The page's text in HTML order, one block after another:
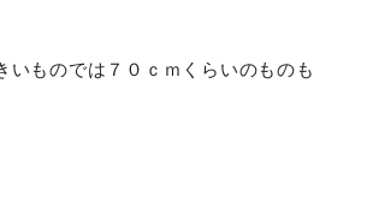
いものでは７０ｃｍくらいのものも